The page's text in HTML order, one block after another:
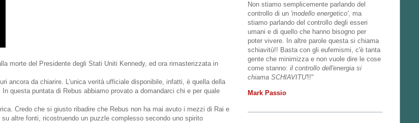
morte del Presidente degli Stati Uniti Kennedy, ed ora rimasterizzata in
ancora da chiarire. L'unica verità ufficiale disponibile, infatti, è quella della
questa puntata di Rebus abbiamo provato a domandarci chi e per quale
Credo che si giusto ribadire che Rebus non ha mai avuto i mezzi di Rai e
altre fonti, ricostruendo un puzzle complesso secondo uno spirito
Non stiamo semplicemente parlando del
controllo di un 'modello energetico', ma
stiamo parlando del controllo degli esseri
umani e di quello che hanno bisogno per
poter vivere. In altre parole questa si chiama
schiavitù!! Basta con gli eufemismi, c'è tanta
gente che minimizza e non vuole dire le cose
come stanno: il controllo dell'energia si
chiama SCHIAVITU'!!"
Mark Passio